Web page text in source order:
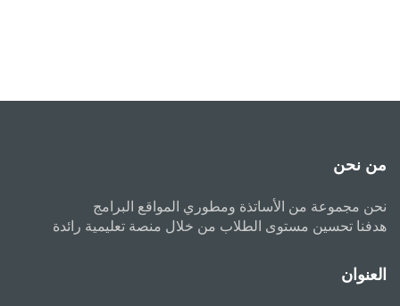
من نحن
نحن مجموعة من الأساتذة ومطوري المواقع البرامج
هدفنا تحسين مستوى الطلاب من خلال منصة تعليمية رائدة
العنوان